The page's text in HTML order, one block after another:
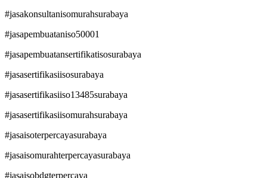
#jasakonsultanisomurahsurabaya
#jasapembuataniso50001
#jasapembuatansertifikatisosurabaya
#jasasertifikasiisosurabaya
#jasasertifikasiiso13485surabaya
#jasasertifikasiisomurahsurabaya
#jasaisoterpercayasurabaya
#jasaisomurahterpercayasurabaya
#jasaisobdgterpercaya